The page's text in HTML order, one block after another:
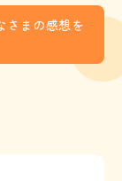
さまの感想を